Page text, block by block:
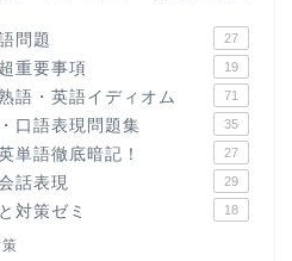
問題 27
重要事項 19
語・英語イディオム 71
口語表現問題集 35
単語徹底暗記！ 27
話表現 29
対策ゼミ 18